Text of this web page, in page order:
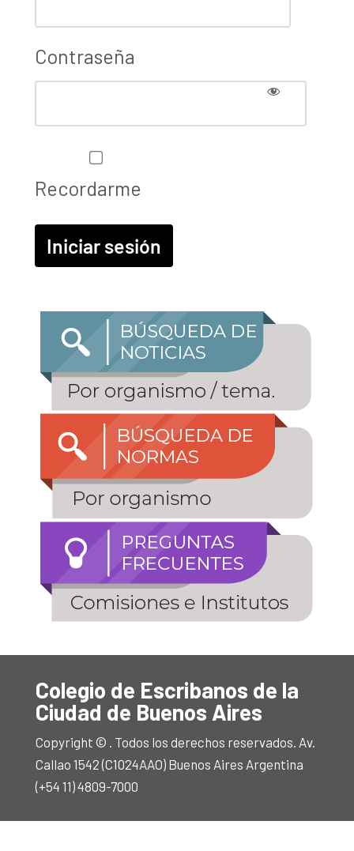
Contraseña
Recordarme
Colegio de Escribanos de la
Ciudad de Buenos Aires
Copyright © . Todos los derechos reservados. Av.
Callao 1542 (C1024AAO) Buenos Aires Argentina
(+54 11) 4809-7000